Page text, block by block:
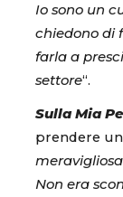
Io sono un
chiedono di
farla a
settore“.
Sulla Mia
prendere
Non era